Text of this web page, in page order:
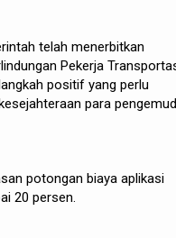
telah menerbitkan
Pekerja
positif yang perlu
para
potongan biaya aplikasi
20 persen.